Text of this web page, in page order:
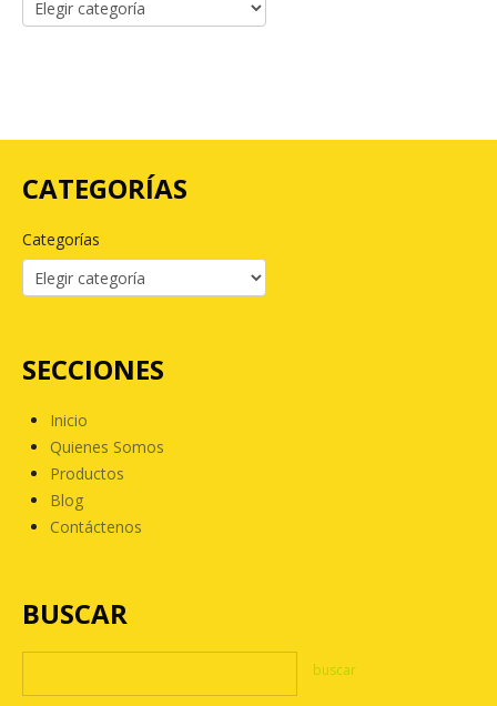
CATEGORÍAS
Categorías
SECCIONES
Inicio
Quienes Somos
Productos
Blog
Contáctenos
BUSCAR